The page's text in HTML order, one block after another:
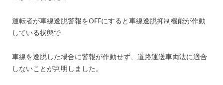
運転者が車線逸脱警報をOFFにすると車線逸脱抑制機能が作動
している状態で
車線を逸脱した場合に警報が作動せず、道路運送車両法に適合
しないことが判明しました。